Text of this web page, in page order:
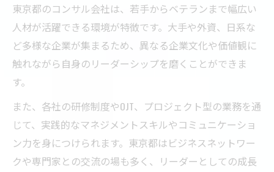
東京都のコンサル会社は、若手からベテランまで幅広い
人材が活躍できる環境が特徴です。大手や外資、日系な
ど多様な企業が集まるため、異なる企業文化や価値観に
触れながら自身のリーダーシップを磨くことができま
す。
また、各社の研修制度やOJT、プロジェクト型の業務を通
じて、実践的なマネジメントスキルやコミュニケーショ
ン力を身につけられます。東京都はビジネスネットワー
クや専門家との交流の場も多く、リーダーとしての成長